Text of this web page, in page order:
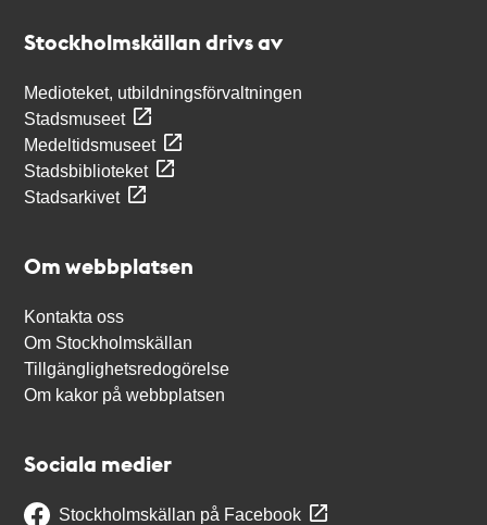
Stockholmskällan drivs av
Medioteket, utbildningsförvaltningen
Stadsmuseet
Medeltidsmuseet
Stadsbiblioteket
Stadsarkivet
Om webbplatsen
Kontakta oss
Om Stockholmskällan
Tillgänglighetsredogörelse
Om kakor på webbplatsen
Sociala medier
Stockholmskällan på Facebook